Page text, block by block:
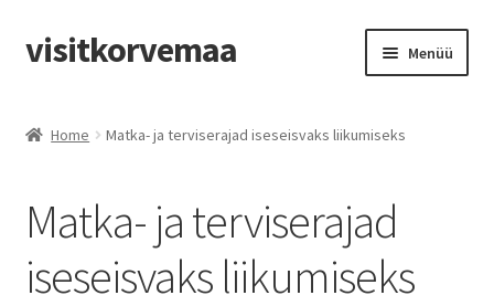
visitkorvemaa Menüü
Home Matka- ja terviserajad iseseisvaks liikumiseks
Matka- ja terviserajad
iseseisvaks liikumiseks